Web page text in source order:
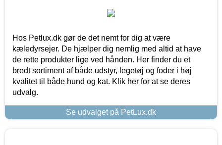
Hos Petlux.dk gør de det nemt for dig at være
kæledyrsejer. De hjælper dig nemlig med altid at have
de rette produkter lige ved hånden. Her finder du et
bredt sortiment af både udstyr, legetøj og foder i høj
kvalitet til både hund og kat. Klik her for at se deres
udvalg.
Se udvalget på PetLux.dk